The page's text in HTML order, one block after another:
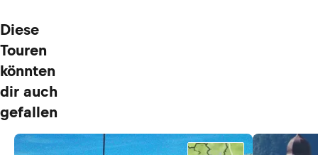
Diese
Touren
könnten
dir auch
gefallen